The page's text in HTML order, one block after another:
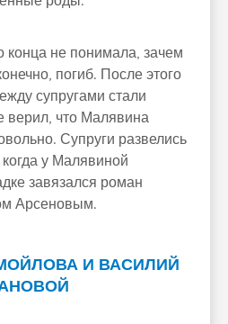
конца не понимала, зачем
погиб. После этого
супругами стали
верил, что Малявина
Супруги развелись
когда у Малявиной
завязался роман
Арсеновым.
И ВАСИЛИЙ